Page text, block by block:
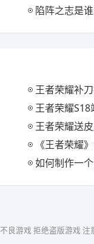
陷阵之志是
王者荣耀补刀
王者荣耀S18站撸射手迎来
王者荣耀送皮肤雨活动
《王者荣耀》会
如何制作一个像王者荣
良游戏 拒绝盗版游戏